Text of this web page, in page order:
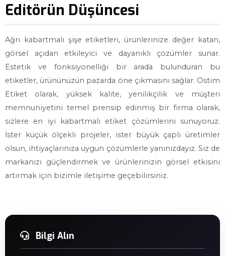
Editörün Düşüncesi
Ağrı kabartmalı şişe etiketleri, ürünlerinize değer katan,
görsel açıdan etkileyici ve dayanıklı çözümler sunar.
Estetik ve fonksiyonelliği bir arada bulunduran bu
etiketler, ürününüzün pazarda öne çıkmasını sağlar. Ostim
Etiket olarak, yüksek kalite, yenilikçilik ve müşteri
memnuniyetini temel prensip edinmiş bir firma olarak,
sizlere en iyi kabartmalı etiket çözümlerini sunuyoruz.
İster küçük ölçekli projeler, ister büyük çaplı üretimler
olsun, ihtiyaçlarınıza uygun çözümlerle yanınızdayız. Siz de
markanızı güçlendirmek ve ürünlerinizin görsel etkisini
artırmak için bizimle iletişime geçebilirsiniz.
Bilgi Alın